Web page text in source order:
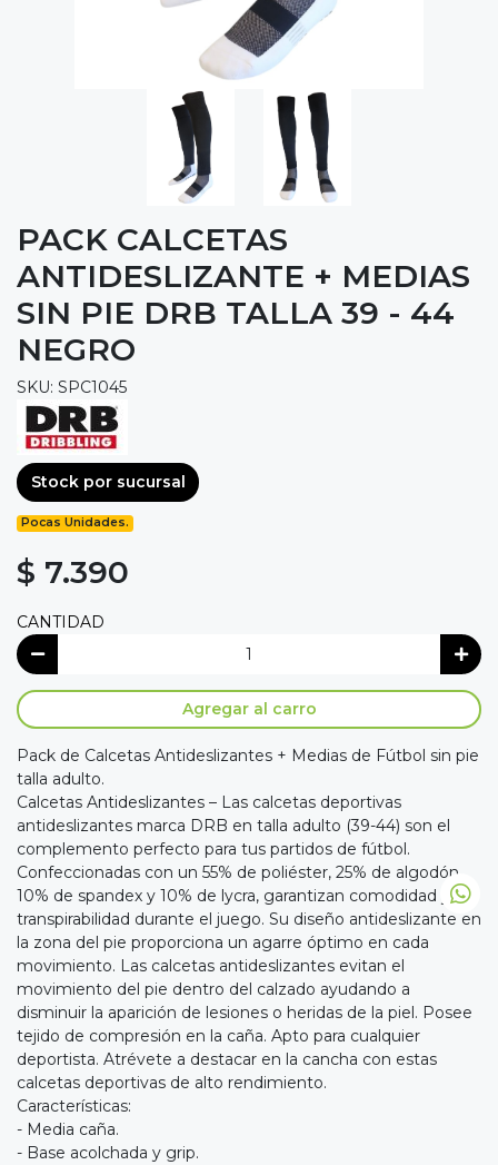
PACK CALCETAS
ANTIDESLIZANTE + MEDIAS
SIN PIE DRB TALLA 39 - 44
NEGRO
SKU: SPC1045
Stock por sucursal
Pocas Unidades.
$ 7.390
CANTIDAD
Agregar al carro
Pack de Calcetas Antideslizantes + Medias de Fútbol sin pie
talla adulto.
Calcetas Antideslizantes – Las calcetas deportivas
antideslizantes marca DRB en talla adulto (39-44) son el
complemento perfecto para tus partidos de fútbol.
Confeccionadas con un 55% de poliéster, 25% de algodón,
10% de spandex y 10% de lycra, garantizan comodidad y
transpirabilidad durante el juego. Su diseño antideslizante en
la zona del pie proporciona un agarre óptimo en cada
movimiento. Las calcetas antideslizantes evitan el
movimiento del pie dentro del calzado ayudando a
disminuir la aparición de lesiones o heridas de la piel. Posee
tejido de compresión en la caña. Apto para cualquier
deportista. Atrévete a destacar en la cancha con estas
calcetas deportivas de alto rendimiento.
Características:
- Media caña.
- Base acolchada y grip.